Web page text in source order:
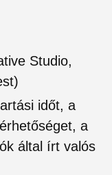
Studio,
időt, a
a
által írt valós